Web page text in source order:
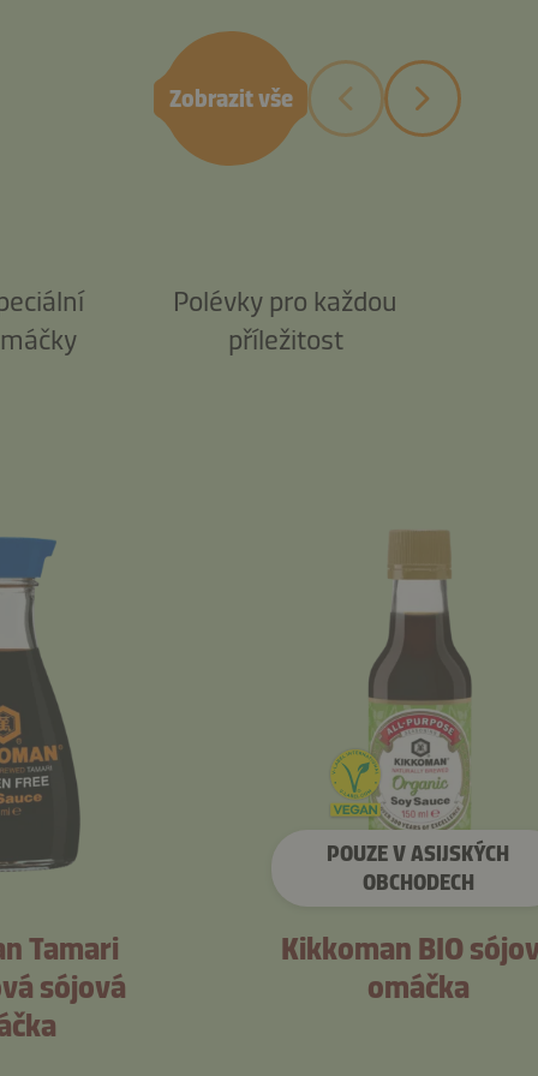
Zobrazit vše
Polévky pro každou
příležitost
Tamari
sójová
POUZE V ASIJSKÝCH
OBCHODECH
Kikkoman BIO
omáčka